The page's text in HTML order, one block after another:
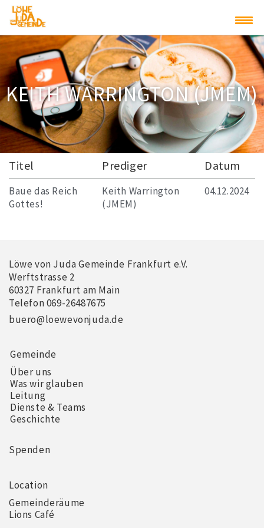
Skip
to
content
KEITH WARRINGTON (JMEM)
Titel Prediger Datum
Baue das Reich
Gottes!
Keith Warrington
(JMEM)
04.12.2024
Löwe von Juda Gemeinde Frankfurt e.V.
Werftstrasse 2
60327 Frankfurt am Main
Telefon 069-26487675
buero@loewevonjuda.de
Gemeinde
Über uns
Was wir glauben
Leitung
Dienste & Teams
Geschichte
Spenden
Location
Gemeinderäume
Lions Café